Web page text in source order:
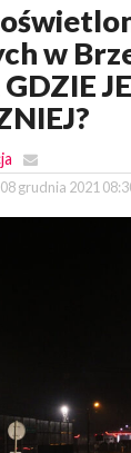
w
08 grudnia 2021